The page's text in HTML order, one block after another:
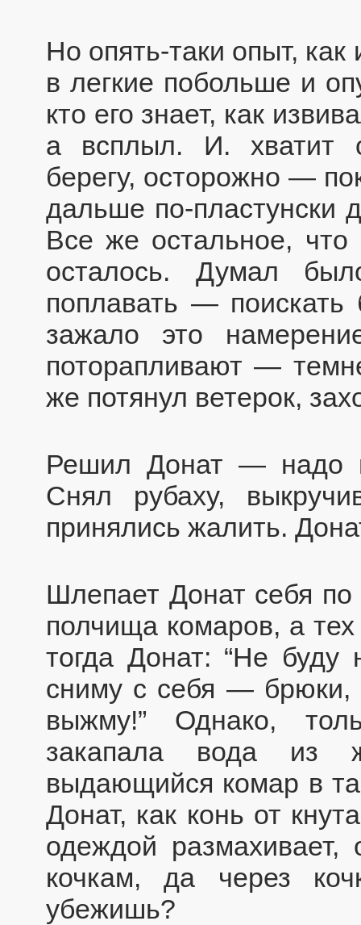
Но опять-таки опыт, как
в легкие побольше и
кто его знает, как
а всплыл. И. хватит
берегу, осторожно —
дальше по-пластунски
Все же остальное,
осталось. Думал
поплавать — поискать
зажало это
поторапливают —
же потянул ветерок,
Решил Донат — надо
Снял рубаху,
принялись жалить.
Шлепает Донат себя по
полчища комаров, а
тогда Донат: “Не буду
сниму с себя — брюки,
выжму!” Однако,
закапала вода из
выдающийся комар в
Донат, как конь от
одеждой размахивает,
кочкам, да через
убежишь?